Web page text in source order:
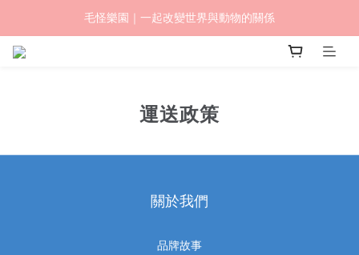
毛怪樂園｜一起改變世界與動物的關係
毛怪樂園｜一起改變世界與動物的關係
【物資認購】透明守護計劃｜從認購到送達，全程透明
運送政策
關於我們
品牌故事